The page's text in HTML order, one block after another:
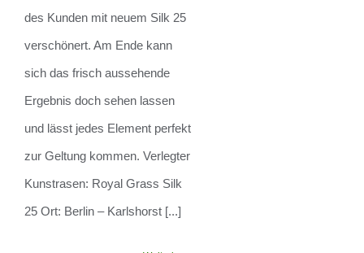
des Kunden mit neuem Silk 25
verschönert. Am Ende kann
sich das frisch aussehende
Ergebnis doch sehen lassen
und lässt jedes Element perfekt
zur Geltung kommen. Verlegter
Kunstrasen: Royal Grass Silk
25 Ort: Berlin – Karlshorst [...]